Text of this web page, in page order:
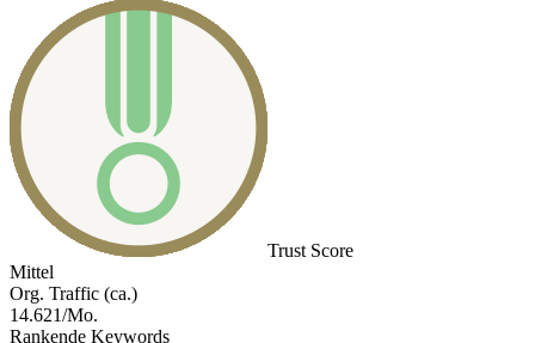
Trust Score
Mittel
Org. Traffic (ca.)
14.621/Mo.
Rankende Keywords